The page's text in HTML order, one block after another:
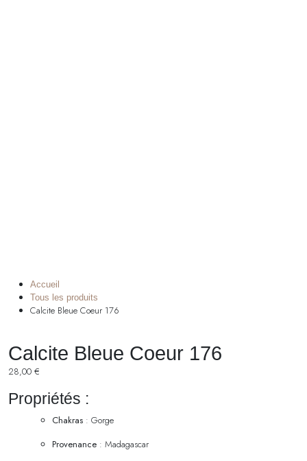
Accueil
Tous les produits
Calcite Bleue Coeur 176
Calcite Bleue Coeur 176
28,00 €
Propriétés :
Chakras : Gorge
Provenance : Madagascar